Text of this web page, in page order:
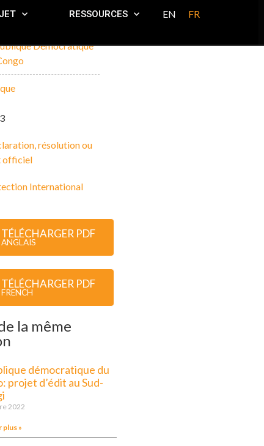
RESSOURCES EN FR
Démocratique
résolution ou
officiel
International
TÉLÉCHARGER PDF
ANGLAIS
TÉLÉCHARGER PDF
FRENCH
la même
démocratique du
projet d’édit au Sud-
2022
plus »